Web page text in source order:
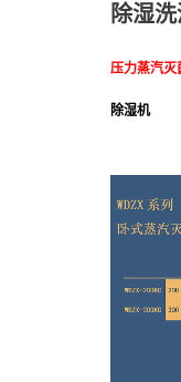
除湿
压力蒸汽灭
除湿机